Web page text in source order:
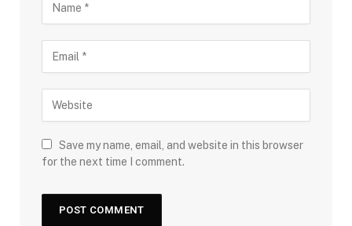
Save my name, email, and website in this browser
for the next time I comment.